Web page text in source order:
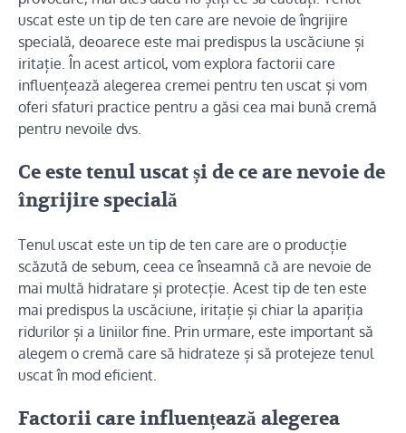
uscat este un tip de ten care are nevoie de îngrijire
specială, deoarece este mai predispus la uscăciune și
iritație. În acest articol, vom explora factorii care
influențează alegerea cremei pentru ten uscat și vom
oferi sfaturi practice pentru a găsi cea mai bună cremă
pentru nevoile dvs.
Ce este tenul uscat și de ce are nevoie de
îngrijire specială
Tenul uscat este un tip de ten care are o producție
scăzută de sebum, ceea ce înseamnă că are nevoie de
mai multă hidratare și protecție. Acest tip de ten este
mai predispus la uscăciune, iritație și chiar la apariția
ridurilor și a liniilor fine. Prin urmare, este important să
alegem o cremă care să hidrateze și să protejeze tenul
uscat în mod eficient.
Factorii care influențează alegerea